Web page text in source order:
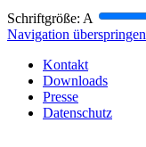
Schriftgröße: A
Navigation überspringen
Kontakt
Downloads
Presse
Datenschutz